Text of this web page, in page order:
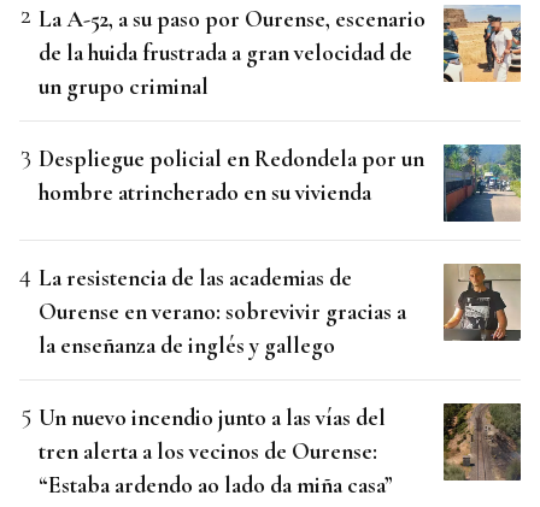
La A-52, a su paso por Ourense, escenario
de la huida frustrada a gran velocidad de
un grupo criminal
Despliegue policial en Redondela por un
hombre atrincherado en su vivienda
La resistencia de las academias de
Ourense en verano: sobrevivir gracias a
la enseñanza de inglés y gallego
Un nuevo incendio junto a las vías del
tren alerta a los vecinos de Ourense:
“Estaba ardendo ao lado da miña casa”